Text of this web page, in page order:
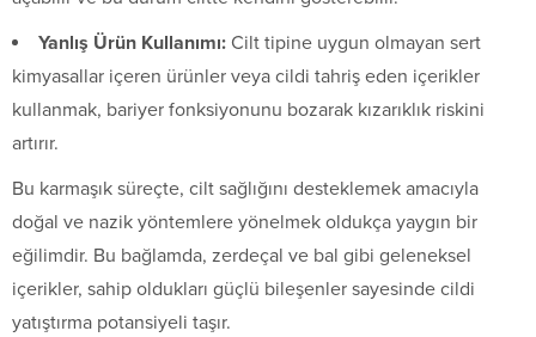
Yanlış Ürün Kullanımı: Cilt tipine uygun olmayan sert
kimyasallar içeren ürünler veya cildi tahriş eden içerikler
kullanmak, bariyer fonksiyonunu bozarak kızarıklık riskini
artırır.
Bu karmaşık süreçte, cilt sağlığını desteklemek amacıyla
doğal ve nazik yöntemlere yönelmek oldukça yaygın bir
eğilimdir. Bu bağlamda, zerdeçal ve bal gibi geleneksel
içerikler, sahip oldukları güçlü bileşenler sayesinde cildi
yatıştırma potansiyeli taşır.